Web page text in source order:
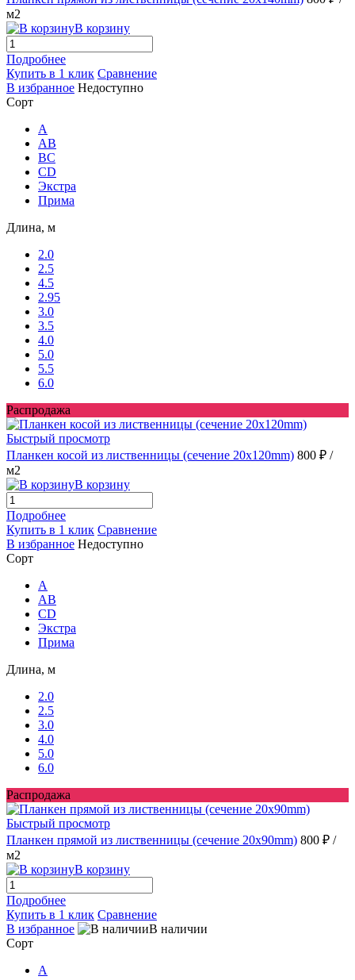
м2
В корзину
Подробнее
Купить в 1 клик Сравнение
В избранное Недоступно
Сорт
A
AB
ВС
CD
Экстра
Прима
Длина, м
2.0
2.5
4.5
2.95
3.0
3.5
4.0
5.0
5.5
6.0
Распродажа
Быстрый просмотр
Планкен косой из лиственницы (сечение 20х120mm) 800 ₽ /
м2
В корзину
Подробнее
Купить в 1 клик Сравнение
В избранное Недоступно
Сорт
A
AB
CD
Экстра
Прима
Длина, м
2.0
2.5
3.0
4.0
5.0
6.0
Распродажа
Быстрый просмотр
Планкен прямой из лиственницы (сечение 20х90mm) 800 ₽ /
м2
В корзину
Подробнее
Купить в 1 клик Сравнение
В избранное
В наличии
Сорт
A